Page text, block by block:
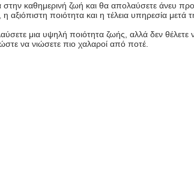
καθημερινή ζωή και θα απολαύσετε άνευ
αξιόπιστη ποιότητα και η τέλεια υπηρεσία
μια υψηλή ποιότητα ζωής, αλλά δεν
να νιώσετε πιο χαλαροί από ποτέ.